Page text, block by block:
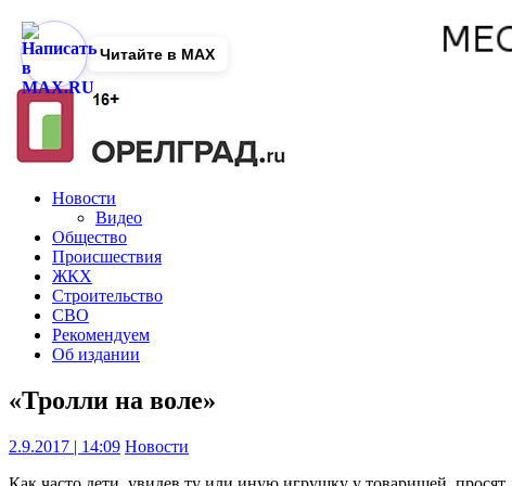
Новости
Видео
Общество
Происшествия
ЖКХ
Строительство
СВО
Рекомендуем
Об издании
«Тролли на воле»
2.9.2017 | 14:09 Новости
Читайте в MAX